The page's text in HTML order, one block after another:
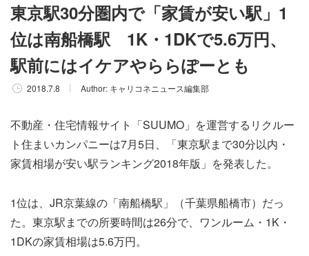
東京駅30分圏内で「家賃が安い駅」1
位は南船橋駅 1K・1DKで5.6万円、
駅前にはイケアやららぽーとも
2018.7.8 Author: キャリコネニュース編集部
不動産・住宅情報サイト「SUUMO」を運営するリクルー
ト住まいカンパニーは7月5日、「東京駅まで30分以内・
家賃相場が安い駅ランキング2018年版」を発表した。
1位は、JR京葉線の「南船橋駅」（千葉県船橋市）だっ
た。東京駅までの所要時間は26分で、ワンルーム・1K・
1DKの家賃相場は5.6万円。